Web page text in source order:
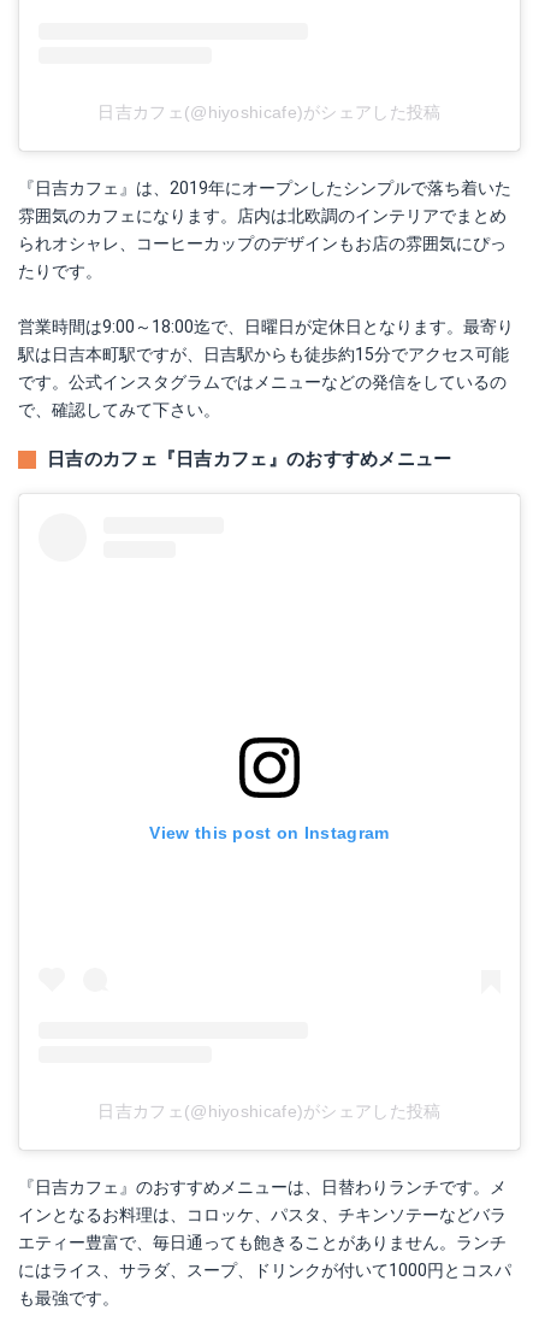
日吉カフェ(@hiyoshicafe)がシェアした投稿
『日吉カフェ』は、2019年にオープンしたシンプルで落ち着いた
雰囲気のカフェになります。店内は北欧調のインテリアでまとめ
られオシャレ、コーヒーカップのデザインもお店の雰囲気にぴっ
たりです。
営業時間は9:00～18:00迄で、日曜日が定休日となります。最寄り
駅は日吉本町駅ですが、日吉駅からも徒歩約15分でアクセス可能
です。公式インスタグラムではメニューなどの発信をしているの
で、確認してみて下さい。
日吉のカフェ『日吉カフェ』のおすすめメニュー
View this post on Instagram
日吉カフェ(@hiyoshicafe)がシェアした投稿
『日吉カフェ』のおすすめメニューは、日替わりランチです。メ
インとなるお料理は、コロッケ、パスタ、チキンソテーなどバラ
エティー豊富で、毎日通っても飽きることがありません。ランチ
にはライス、サラダ、スープ、ドリンクが付いて1000円とコスパ
も最強です。